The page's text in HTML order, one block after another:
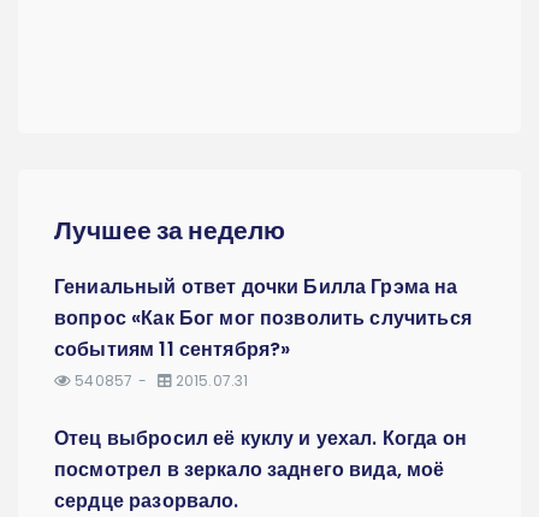
Лучшее за неделю
Гениальный ответ дочки Билла Грэма на
вопрос «Как Бог мог позволить случиться
событиям 11 сентября?»
540857 2015.07.31
Отец выбросил её куклу и уехал. Когда он
посмотрел в зеркало заднего вида, моё
сердце разорвало.